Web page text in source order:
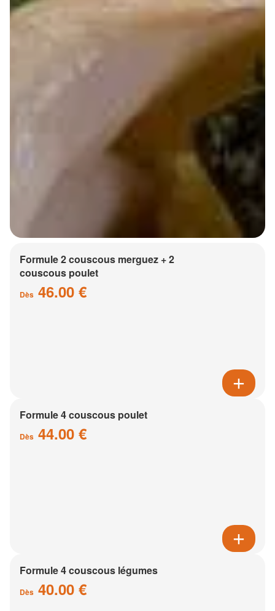
Formule 2 couscous merguez + 2
couscous poulet
Dès 46.00 €
Formule 4 couscous poulet
Dès 44.00 €
Formule 4 couscous légumes
Dès 40.00 €